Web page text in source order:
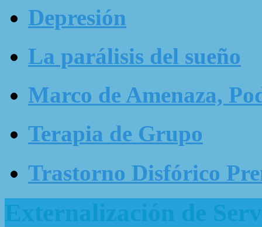
Depresión
La parálisis del sueño
Marco de Amenaza,
Terapia de Grupo
Trastorno Disfórico
Externalización de